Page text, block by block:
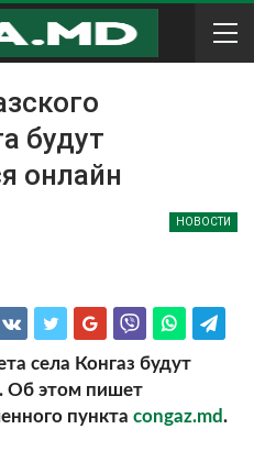
будут
онлайн
НОВОСТИ
села Конгаз будут
Об этом пишет
пункта congaz.md.